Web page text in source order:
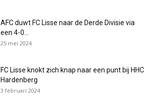
AFC duwt FC Lisse naar de Derde Divisie via
een 4-0...
25 mei 2024
FC Lisse knokt zich knap naar een punt bij HHC
Hardenberg
3 februari 2024